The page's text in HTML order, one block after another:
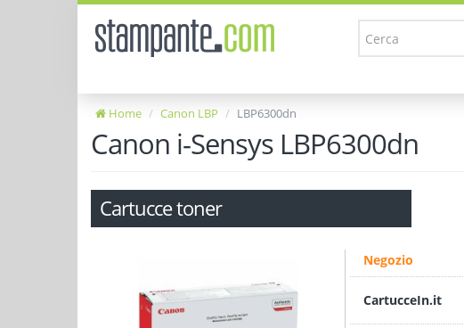
Home Canon LBP LBP6300dn
Canon i-Sensys LBP6300dn
Cartucce toner
Negozio
CartucceIn.it